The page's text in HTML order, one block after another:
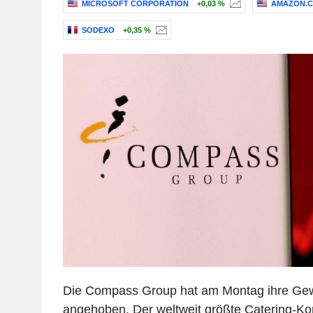
MICROSOFT CORPORATION +0,03 %
SODEXO +0,35 %
Die Compass Group hat am Montag ihre
angehoben. Der weltweit größte Catering-